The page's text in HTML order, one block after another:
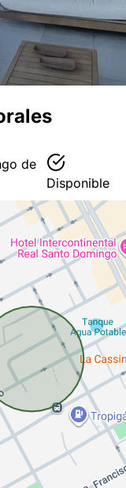
de
Disponible